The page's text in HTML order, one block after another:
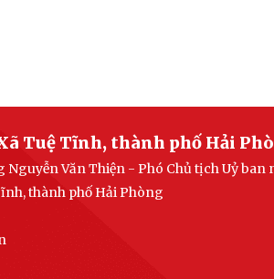
Tuệ Tĩnh, thành phố Hải
Văn Thiện - Phó Chủ tịch Uỷ ban
thành phố Hải Phòng